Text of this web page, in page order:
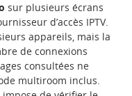
sur plusieurs écrans
d’accès IPTV.
appareils, mais la
de connexions
consultées ne
multiroom inclus.